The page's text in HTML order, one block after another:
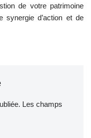
de votre patrimoine
synergie d’action et de
Les champs